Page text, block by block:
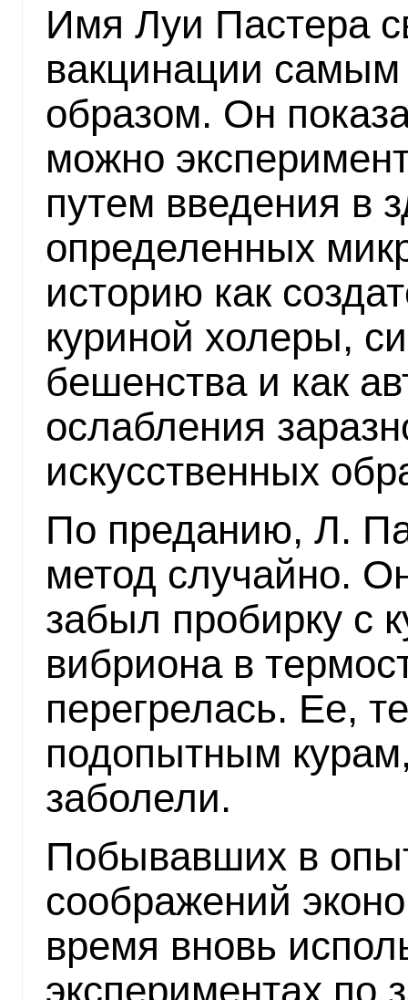
Имя Луи Пастера
вакцинации
образом. Он
можно
путем введения в
определенных
историю как
куриной холеры,
бешенства и как
ослабления
искусственных
По преданию, Л.
метод случайно.
забыл пробирку с
вибриона в
перегрелась. Ее,
подопытным
заболели.
Побывавших в
соображений
время вновь
экспериментах по